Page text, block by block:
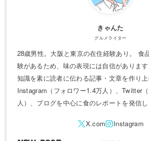
きゃんた
グルメライター
28歳男性。大阪と東京の在住経験あり。 食
験があるため、味の表現には自信がありま
知識を素に読者に伝わる記事・文章を作り上
Instagram（フォロワー1.4万人）、Twitter
人）、ブログを中心に食のレポートを発信し